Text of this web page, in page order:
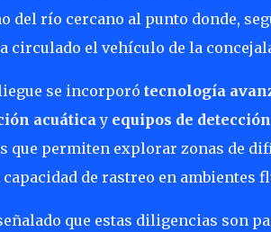
del río cercano al punto donde,
circulado el vehículo de la
se incorporó tecnología
acuáticay equipos de
que permiten explorar zonas de
de rastreo en ambientes
que estas diligencias son